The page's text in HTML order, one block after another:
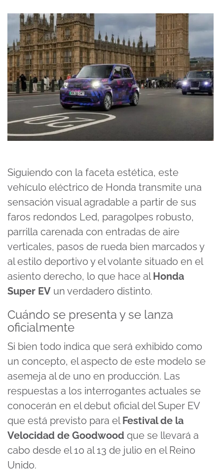
Siguiendo con la faceta estética, este
vehículo eléctrico de Honda transmite una
sensación visual agradable a partir de sus
faros redondos Led, paragolpes robusto,
parrilla carenada con entradas de aire
verticales, pasos de rueda bien marcados y
al estilo deportivo y el volante situado en el
asiento derecho, lo que hace alHonda
Super EV un verdadero distinto.
Cuándo se presenta y se lanza
oficialmente
Si bien todo indica que será exhibido como
un concepto, el aspecto de este modelo se
asemeja al de uno en producción. Las
respuestas a los interrogantes actuales se
conocerán en el debut oficial del Super EV
que está previsto para elFestival de la
Velocidad de Goodwood que se llevará a
cabo desde el 10 al 13 de julio en el Reino
Unido.